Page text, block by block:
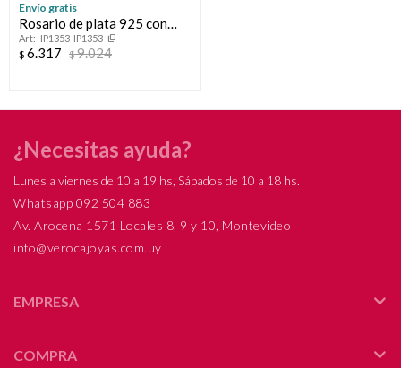
Envío gratis
Rosario de plata 925 con
baño de oro.
IP1353-IP1353
$ 6.317 $9.024
¿Necesitas ayuda?
Lunes a viernes de 10 a 19 hs, Sábados de 10 a 18 hs.
Whatsapp 092 504 883
Av. Arocena 1571 Locales 8, 9 y 10, Montevideo
info@verocajoyas.com.uy
EMPRESA
COMPRA